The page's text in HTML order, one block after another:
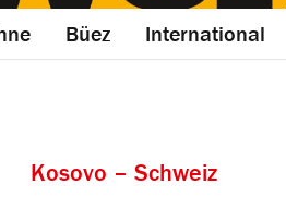
Büez International
Kosovo – Schweiz